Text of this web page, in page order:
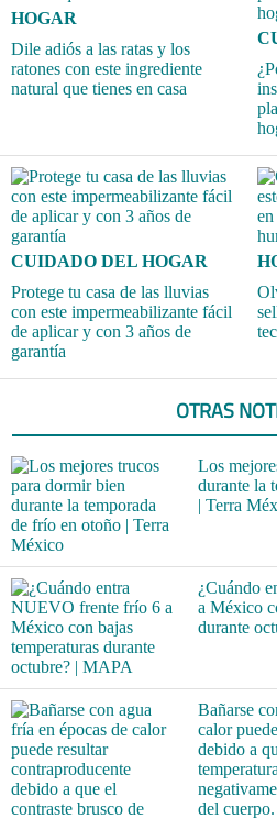
HOGAR
Dile adiós a las ratas y los
ratones con este ingrediente
natural que tienes en casa
CUIDADO DEL HOGAR
Protege tu casa de las lluvias
con este impermeabilizante fácil
de aplicar y con 3 años de
garantía
OTRAS
Los
durante la
| Terra
¿Cuándo
a México
durante
Bañarse
calor
debido a
del